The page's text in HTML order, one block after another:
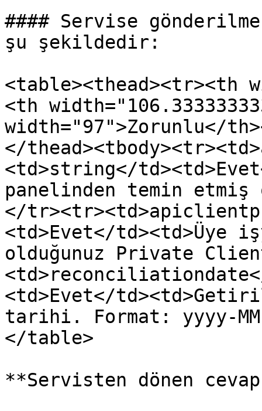
#### Servise
şu şekildedir:
<table><thead><tr><th
<th
width="97">Zorunlu</
</
<td>string</
panelinden temin
</
<td>Evet</td><td>Üye
olduğunuz Private
<td>Evet</
tarihi. Format: yyyy-
</table>
**Servisten dönen